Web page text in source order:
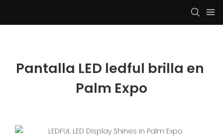
Pantalla LED ledful brilla en
Palm Expo